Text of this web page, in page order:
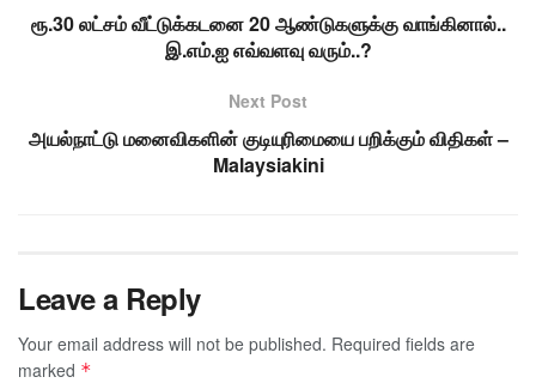
ரூ.30 லட்சம் வீட்டுக்கடனை 20 ஆண்டுகளுக்கு வாங்கினால்..
இ.எம்.ஐ எவ்வளவு வரும்..?
Next Post
அயல்நாட்டு மனைவிகளின் குடியுரிமையை பறிக்கும் விதிகள் –
Malaysiakini
Leave a Reply
Your email address will not be published. Required fields are
marked *